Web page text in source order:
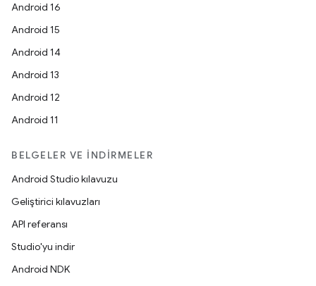
Android 16
Android 15
Android 14
Android 13
Android 12
Android 11
BELGELER VE İNDIRMELER
Android Studio kılavuzu
Geliştirici kılavuzları
API referansı
Studio'yu indir
Android NDK